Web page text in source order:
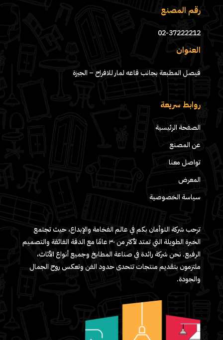
رقم المصنع
02-37222212
العنوان
فيصل المطبعة بجانب قاعه لمار للافراح – الجيزة
روابط سريعة
الصفحة الرئيسية
عن المصنع
تواصل معنا
المعرض
سياسة الخصوصية
ترحب شركة التوأمان بكم في عالم الفخامة والإبداع، حيث تجتمع
الخبرة الطويلة التي تمتد لأكثر من ٣٠ عامًا مع الدقة الفائقة والتصميم
الرفيع. نحن شركة رائدة في صناعة المطابخ وجميع أنواع الأثاث،
ملتزمون بتقديم منتجات تتحدى حدود الفن وتعكس روح الجمال
والجودة.